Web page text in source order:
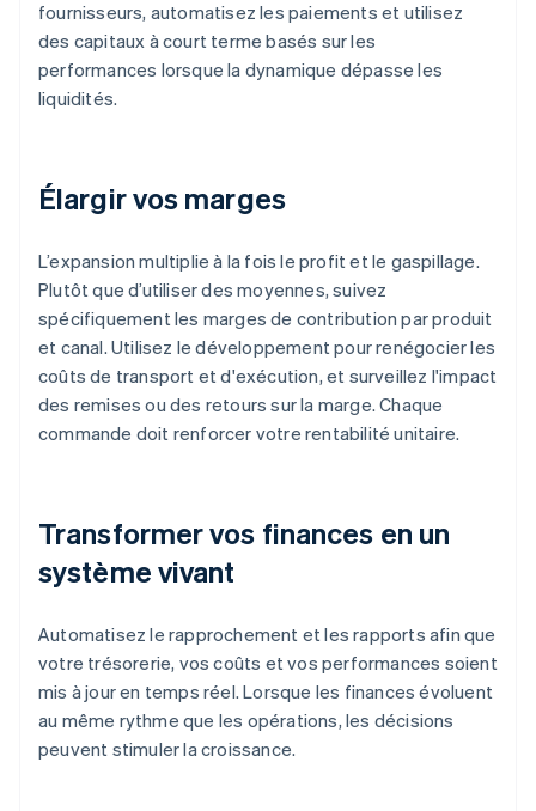
fournisseurs, automatisez les paiements et utilisez
des capitaux à court terme basés sur les
performances lorsque la dynamique dépasse les
liquidités.
Élargir vos marges
L’expansion multiplie à la fois le profit et le gaspillage.
Plutôt que d’utiliser des moyennes, suivez
spécifiquement les marges de contribution par produit
et canal. Utilisez le développement pour renégocier les
coûts de transport et d'exécution, et surveillez l'impact
des remises ou des retours sur la marge. Chaque
commande doit renforcer votre rentabilité unitaire.
Transformer vos finances en un
système vivant
Automatisez le rapprochement et les rapports afin que
votre trésorerie, vos coûts et vos performances soient
mis à jour en temps réel. Lorsque les finances évoluent
au même rythme que les opérations, les décisions
peuvent stimuler la croissance.